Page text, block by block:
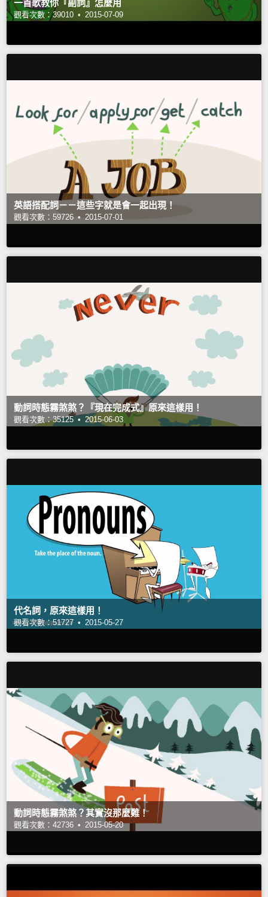
一首歌教你『副詞』怎麼用
觀看次數：39010 • 2015-07-09
英語搭配詞－－這些字就是會一起出現！
觀看次數：59726 • 2015-07-01
動詞時態霧煞煞？『現在完成式』原來這樣用！
觀看次數：35125 • 2015-06-03
代名詞，原來這樣用！
觀看次數：51727 • 2015-05-27
動詞時態霧煞煞？其實沒那麼難！
觀看次數：42736 • 2015-05-20